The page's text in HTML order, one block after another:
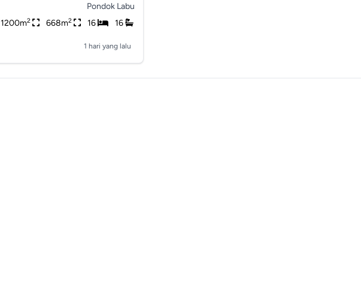
Pondok Labu
1200m2 668m2 16 16
1 hari yang lalu